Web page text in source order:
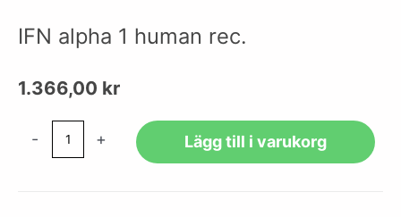
IFN alpha 1 human rec.
1.366,00 kr
- + Lägg till i varukorg